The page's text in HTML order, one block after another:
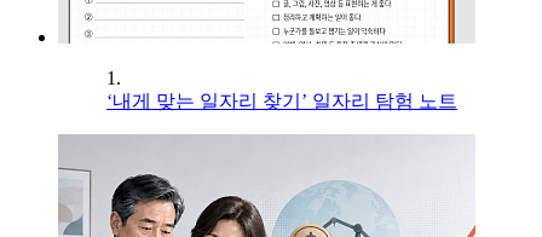
1.
‘내게 맞는 일자리 찾기’ 일자리 탐험 노트